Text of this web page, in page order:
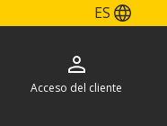
ES
Acceso del cliente